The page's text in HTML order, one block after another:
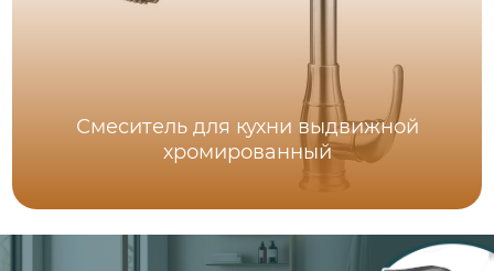
Смеситель для кухни выдвижной
хромированный